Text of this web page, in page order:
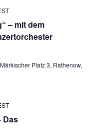
– mit dem
Märkischer Platz 3, Rathenow,
Das